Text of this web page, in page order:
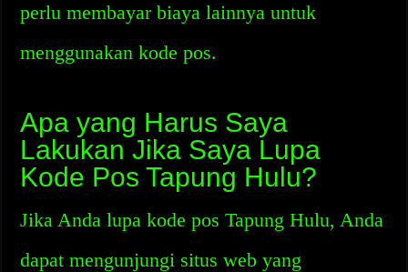
perlu membayar biaya lainnya untuk
menggunakan kode pos.
Apa yang Harus Saya
Lakukan Jika Saya Lupa
Kode Pos Tapung Hulu?
Jika Anda lupa kode pos Tapung Hulu, Anda
dapat mengunjungi situs web yang